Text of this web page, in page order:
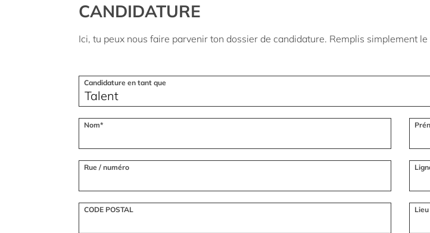
CANDIDATURE
Ici, tu peux nous faire parvenir ton dossier de candidature. Remplis simplement
Candidature en tant que
Nom*
Rue / numéro
CODE POSTAL Lieu